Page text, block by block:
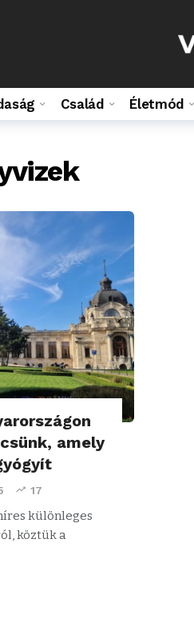
Család Életmód
amely
17
különleges
köztük a